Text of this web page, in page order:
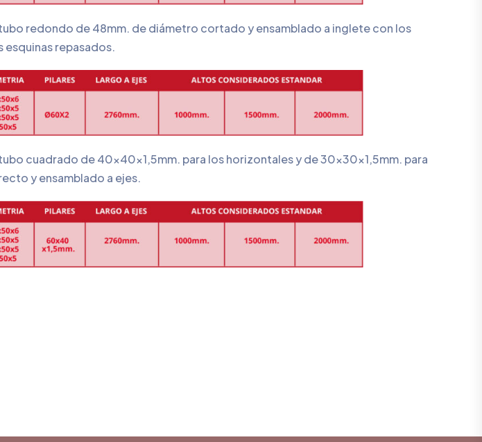
redondo de 48mm. de diámetro cortado y ensamblado a inglete con los
repasados.
cuadrado de 40x40x1,5mm. para los horizontales y de 30x30x1,5mm. para
y ensamblado a ejes.